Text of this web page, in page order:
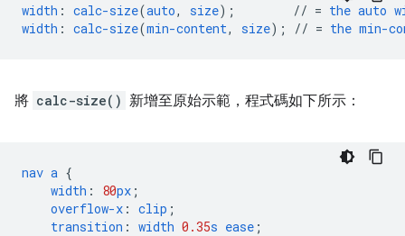
width : calc-size(auto, size); // = the auto
width : calc-size(min-content, size); // = the min-
將 calc-size() 新增至原始示範，程式碼如下所示：
nav a {
width : 80px ;
overflow-x : clip ;
transition : width 0.35s ease ;